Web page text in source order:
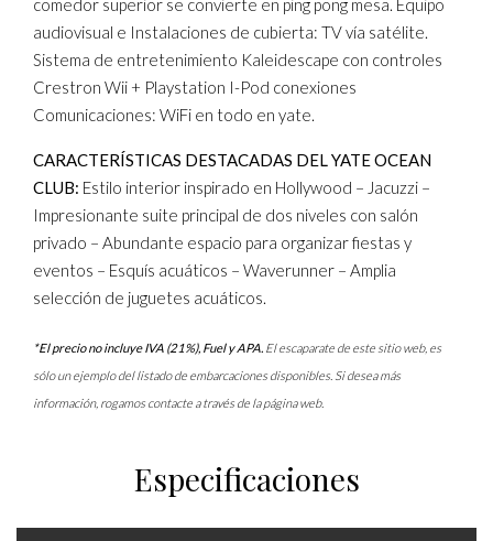
comedor superior se convierte en ping pong mesa. Equipo
audiovisual e Instalaciones de cubierta: TV vía satélite.
Sistema de entretenimiento Kaleidescape con controles
Crestron Wii + Playstation I-Pod conexiones
Comunicaciones: WiFi en todo en yate.
CARACTERÍSTICAS DESTACADAS DEL YATE OCEAN
CLUB: Estilo interior inspirado en Hollywood – Jacuzzi –
Impresionante suite principal de dos niveles con salón
privado – Abundante espacio para organizar fiestas y
eventos – Esquís acuáticos – Waverunner – Amplia
selección de juguetes acuáticos.
*El precio no incluye IVA (21%), Fuel y APA. El escaparate de este sitio web, es
sólo un ejemplo del listado de embarcaciones disponibles. Si desea más
información, rogamos contacte a través de la página web.
Especificaciones